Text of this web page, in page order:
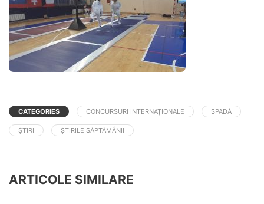
CATEGORIES CONCURSURI INTERNAȚIONALE SPADĂ
ȘTIRI ȘTIRILE SĂPTĂMÂNII
ARTICOLE SIMILARE